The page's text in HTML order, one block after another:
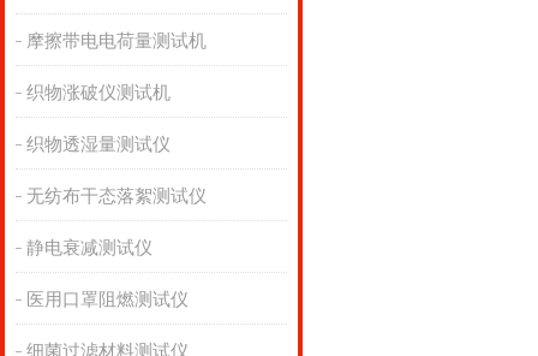
摩擦带电电荷量测试机
织物涨破仪测试机
织物透湿量测试仪
无纺布干态落絮测试仪
静电衰减测试仪
医用口罩阻燃测试仪
细菌过滤材料测试仪